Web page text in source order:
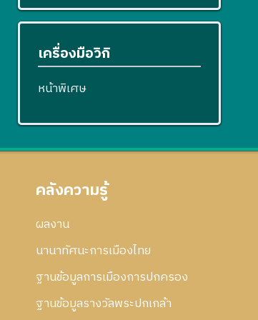
เครื่องมือวิกิ
หน้าพิเศษ
คลังความรู้
ผลงาน
นานาทัศนะการเมืองไทย
ฐานข้อมูลการเมืองการปกครอง
ฐานข้อมูลรางวัลพระปกเกล้า